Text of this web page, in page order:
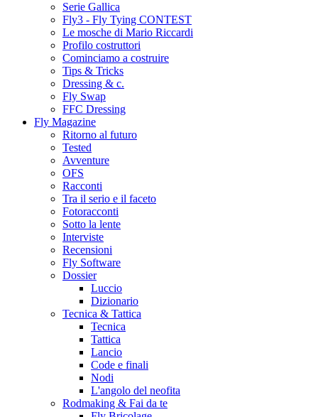
Serie Gallica
Fly3 - Fly Tying CONTEST
Le mosche di Mario Riccardi
Profilo costruttori
Cominciamo a costruire
Tips & Tricks
Dressing & c.
Fly Swap
FFC Dressing
Fly Magazine
Ritorno al futuro
Tested
Avventure
OFS
Racconti
Tra il serio e il faceto
Fotoracconti
Sotto la lente
Interviste
Recensioni
Fly Software
Dossier
Luccio
Dizionario
Tecnica & Tattica
Tecnica
Tattica
Lancio
Code e finali
Nodi
L'angolo del neofita
Rodmaking & Fai da te